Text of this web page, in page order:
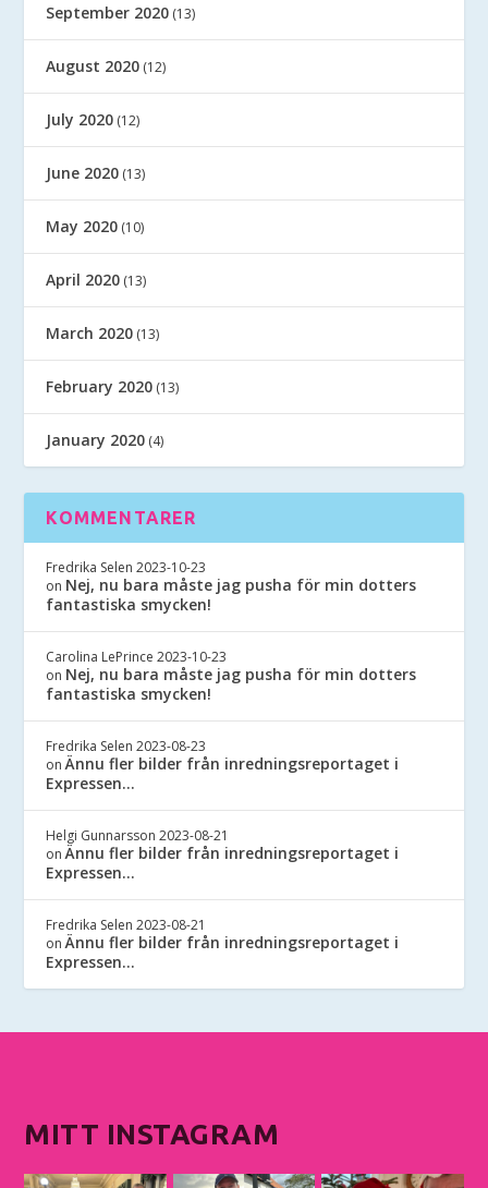
September 2020 (13)
August 2020 (12)
July 2020 (12)
June 2020 (13)
May 2020 (10)
April 2020 (13)
March 2020 (13)
February 2020 (13)
January 2020 (4)
KOMMENTARER
Fredrika Selen 2023-10-23
on Nej, nu bara måste jag pusha för min dotters
fantastiska smycken!
Carolina LePrince 2023-10-23
on Nej, nu bara måste jag pusha för min dotters
fantastiska smycken!
Fredrika Selen 2023-08-23
onÄnnu fler bilder från inredningsreportaget i
Expressen…
Helgi Gunnarsson 2023-08-21
onÄnnu fler bilder från inredningsreportaget i
Expressen…
Fredrika Selen 2023-08-21
onÄnnu fler bilder från inredningsreportaget i
Expressen…
MITT INSTAGRAM